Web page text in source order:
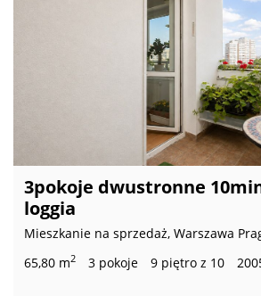
3pokoje dwustronne
loggia
Mieszkanie na sprzedaż, Warszawa
65,80 m2 3 pokoje 9 piętro z 10